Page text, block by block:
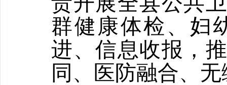
群健康体检、妇
进、信息收报，
同、医防融合、